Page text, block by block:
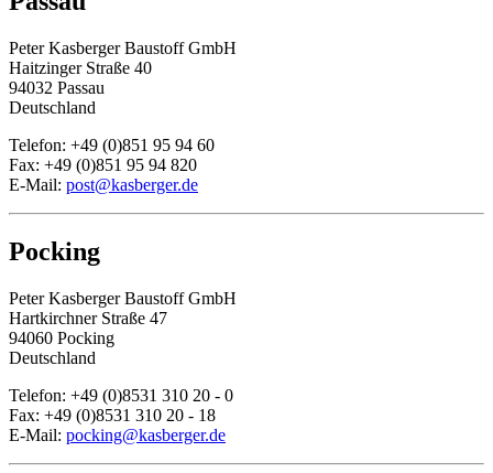
Peter Kasberger Baustoff GmbH
Haitzinger Straße 40
94032 Passau
Deutschland
Telefon: +49 (0)851 95 94 60
Fax: +49 (0)851 95 94 820
E-Mail: post@kasberger.de
Pocking
Peter Kasberger Baustoff GmbH
Hartkirchner Straße 47
94060 Pocking
Deutschland
Telefon: +49 (0)8531 310 20 - 0
Fax: +49 (0)8531 310 20 - 18
E-Mail: pocking@kasberger.de